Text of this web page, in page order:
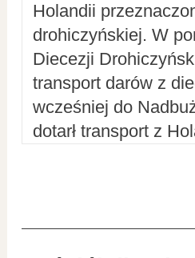
Holandii
drohiczyńskiej. W
Diecezji
transport darów z
wcześniej do
dotarł transport z